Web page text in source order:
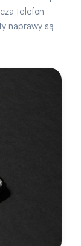
telefon
naprawy są